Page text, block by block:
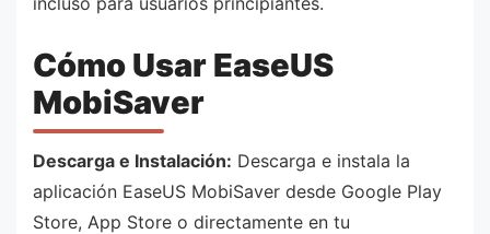
Cómo Usar EaseUS
MobiSaver
Descarga e Instalación: Descarga e instala la
aplicación EaseUS MobiSaver desde Google Play
Store, App Store o directamente en tu